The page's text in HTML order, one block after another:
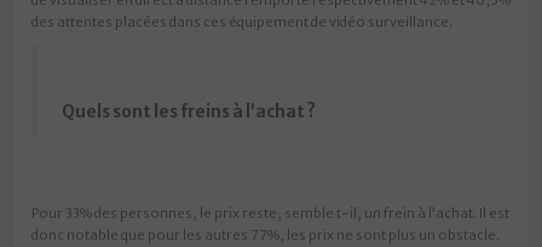
des attentes placées dans ces équipement de vidéo surveillance.
Quels sont les freins à l’achat ?
Pour 33% des personnes, le prix reste, semble t-il, un frein à l’achat. Il est
donc notable que pour les autres 77%, les prix ne sont plus un obstacle.